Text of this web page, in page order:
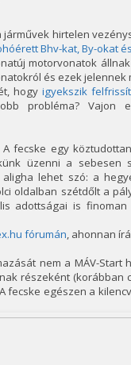
hirtelen
Bhv-kat, By-okat
motorvonatok
és ezek jelennek
hogyigyekszik
probléma? Vajon
fecske egy
üzenni a sebesen
lehet szó: a
oldalban szétdőlt a
adottságai is
fórumán, ahonnan
nem a MÁV-Start
részeként (korábban
egészen a